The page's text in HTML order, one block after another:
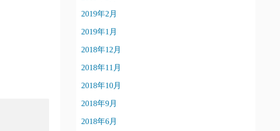
2019年2月
2019年1月
2018年12月
2018年11月
2018年10月
2018年9月
2018年6月